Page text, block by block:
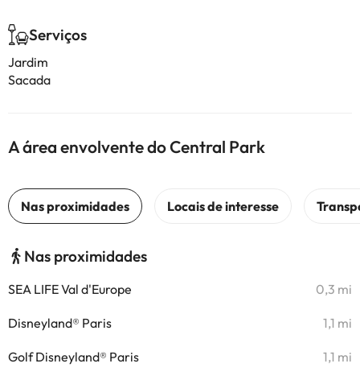
Serviços
Jardim
Sacada
A área envolvente do Central Park
Nas proximidades
SEA LIFE Val d'Europe 0,3 mi
Disneyland® Paris 1,1 mi
Golf Disneyland® Paris 1,1 mi